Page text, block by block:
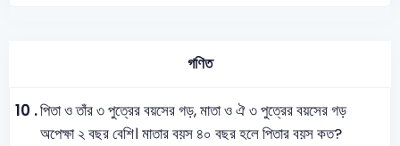
গণিত
10 .পিতা ও তাঁর ৩ পুত্রের বয়সের গড়, মাতা ও ঐ ৩ পুত্রের বয়সের গড়
অপেক্ষা ২ বছর বেশি। মাতার বয়স ৪০ বছর হলে পিতার বয়স কত?